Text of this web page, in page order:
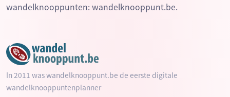
wandelknooppunten: wandelknooppunt.be.
In 2011 was wandelknooppunt.be de eerste digitale
wandelknooppuntenplanner